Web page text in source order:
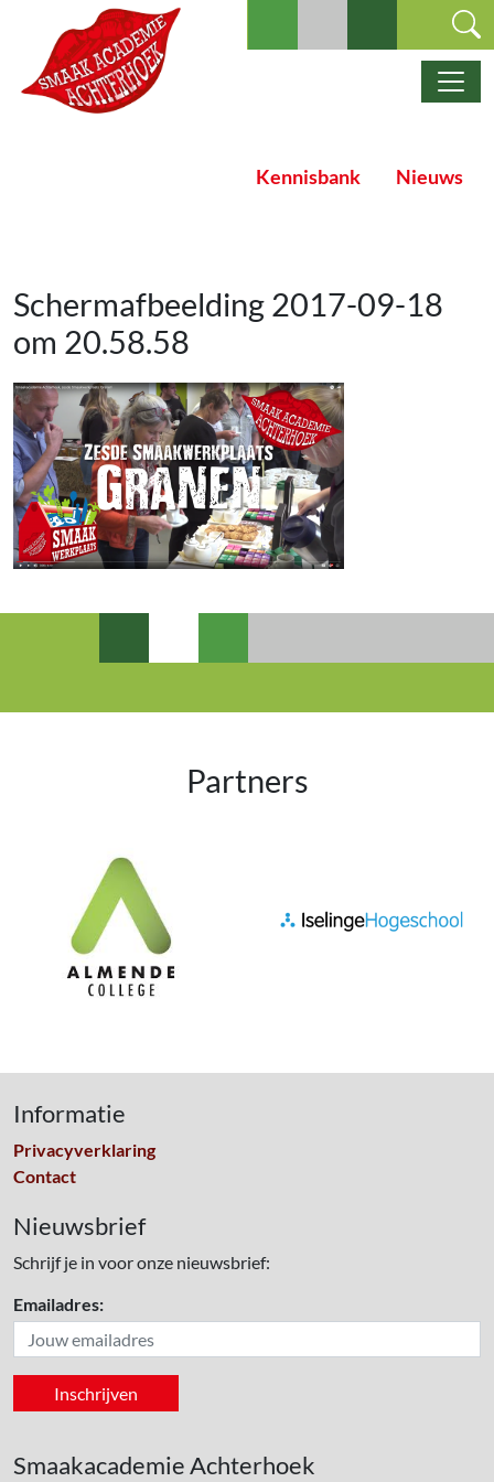
Ga naar de inhoud
Hoofdnavigatie
Kennisbank Nieuws
Schermafbeelding 2017-09-18
om 20.58.58
Partners
Informatie
Privacyverklaring
Contact
Nieuwsbrief
Schrijf je in voor onze nieuwsbrief:
Emailadres:
Smaakacademie Achterhoek